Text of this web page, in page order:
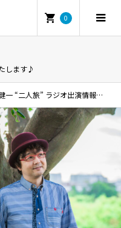
0
します♪
二人旅” ラジオ出演情報！26.2.23